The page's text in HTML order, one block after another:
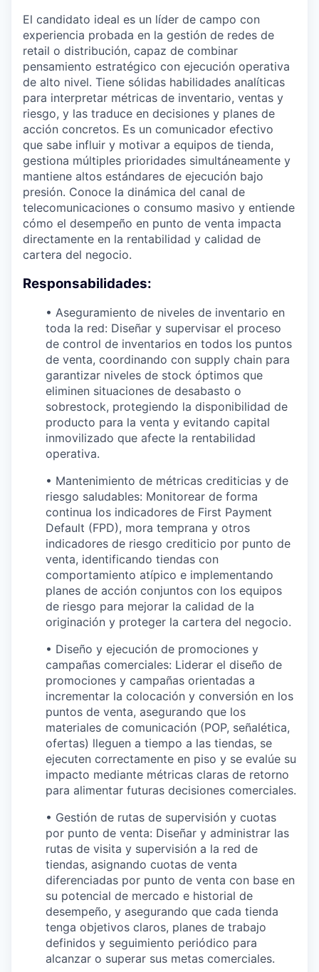
El candidato ideal es un líder de campo con
experiencia probada en la gestión de redes de
retail o distribución, capaz de combinar
pensamiento estratégico con ejecución operativa
de alto nivel. Tiene sólidas habilidades analíticas
para interpretar métricas de inventario, ventas y
riesgo, y las traduce en decisiones y planes de
acción concretos. Es un comunicador efectivo
que sabe influir y motivar a equipos de tienda,
gestiona múltiples prioridades simultáneamente y
mantiene altos estándares de ejecución bajo
presión. Conoce la dinámica del canal de
telecomunicaciones o consumo masivo y entiende
cómo el desempeño en punto de venta impacta
directamente en la rentabilidad y calidad de
cartera del negocio.
Responsabilidades:
• Aseguramiento de niveles de inventario en
toda la red: Diseñar y supervisar el proceso
de control de inventarios en todos los puntos
de venta, coordinando con supply chain para
garantizar niveles de stock óptimos que
eliminen situaciones de desabasto o
sobrestock, protegiendo la disponibilidad de
producto para la venta y evitando capital
inmovilizado que afecte la rentabilidad
operativa.
• Mantenimiento de métricas crediticias y de
riesgo saludables: Monitorear de forma
continua los indicadores de First Payment
Default (FPD), mora temprana y otros
indicadores de riesgo crediticio por punto de
venta, identificando tiendas con
comportamiento atípico e implementando
planes de acción conjuntos con los equipos
de riesgo para mejorar la calidad de la
originación y proteger la cartera del negocio.
• Diseño y ejecución de promociones y
campañas comerciales: Liderar el diseño de
promociones y campañas orientadas a
incrementar la colocación y conversión en los
puntos de venta, asegurando que los
materiales de comunicación (POP, señalética,
ofertas) lleguen a tiempo a las tiendas, se
ejecuten correctamente en piso y se evalúe su
impacto mediante métricas claras de retorno
para alimentar futuras decisiones comerciales.
• Gestión de rutas de supervisión y cuotas
por punto de venta: Diseñar y administrar las
rutas de visita y supervisión a la red de
tiendas, asignando cuotas de venta
diferenciadas por punto de venta con base en
su potencial de mercado e historial de
desempeño, y asegurando que cada tienda
tenga objetivos claros, planes de trabajo
definidos y seguimiento periódico para
alcanzar o superar sus metas comerciales.